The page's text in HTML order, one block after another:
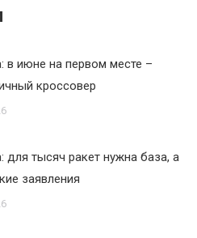
в июне на первом месте –
кроссовер
для тысяч ракет нужна база, а
заявления